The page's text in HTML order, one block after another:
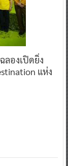
ลองเปิดยิ่ง
แห่ง